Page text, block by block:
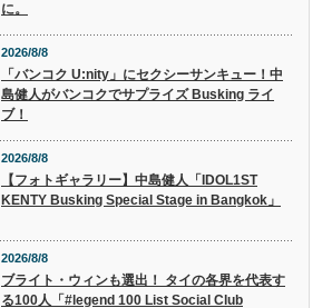
に。
2026/8/8
「バンコク U:nity」にセクシーサンキュー！中
島健人がバンコクでサプライズ Busking ライ
ブ！
2026/8/8
【フォトギャラリー】中島健人「IDOL1ST
KENTY Busking Special Stage in Bangkok」
2026/8/8
ブライト・ウィンも選出！ タイの各界を代表す
る100人「#legend 100 List Social Club